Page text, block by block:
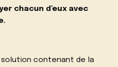
chacun d’eux avec
solution contenant de la